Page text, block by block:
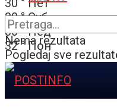
30 ° Пет
30 ° Суб
30 ° Нед
32 ° Пон
Nema rezultata
Pogledaj sve